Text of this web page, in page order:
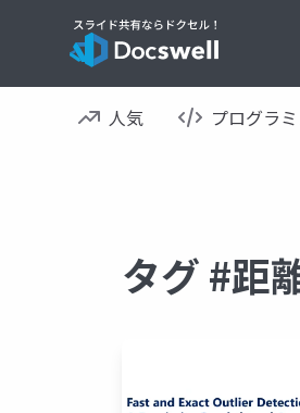
人気 プログラ
タグ #距